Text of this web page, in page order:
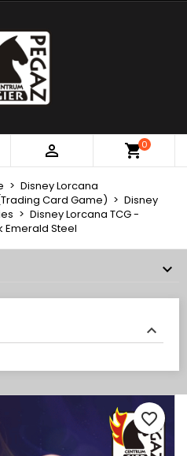
 0
Disney Lorcana
Card Game)
Disney
Disney Lorcana TCG -
Emerald Steel
favorite_border
Utwórz listę życzeń
BY ZAPISAĆ PRODUKTY
Anuluj Zaloguj się